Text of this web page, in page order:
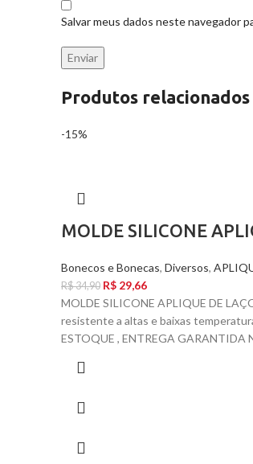
Salvar meus dados neste navegador
Produtos relacionados
-15%
MOLDE SILICONE
Bonecos e Bonecas, Diversos,
R$34,90 R$ 29,66
MOLDE SILICONE APLIQUE DE
resistente a altas e baixas
ESTOQUE , ENTREGA GARANTIDA